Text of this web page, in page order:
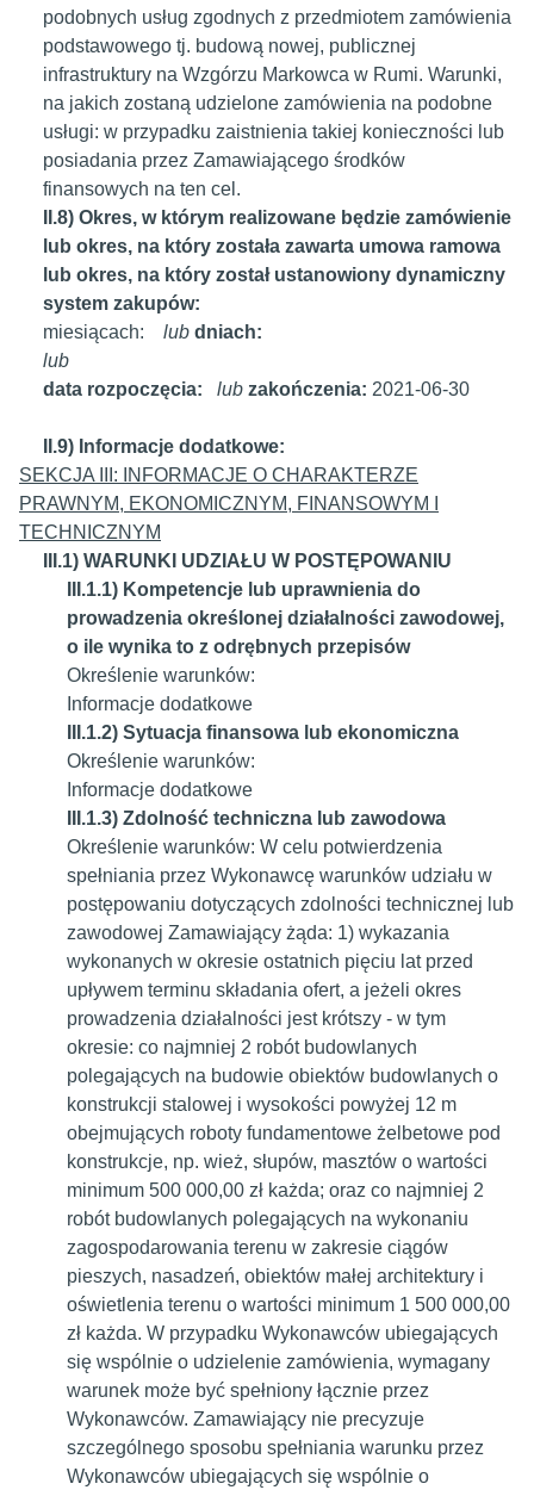
podobnych usług zgodnych z przedmiotem zamówienia
podstawowego tj. budową nowej, publicznej
infrastruktury na Wzgórzu Markowca w Rumi. Warunki,
na jakich zostaną udzielone zamówienia na podobne
usługi: w przypadku zaistnienia takiej konieczności lub
posiadania przez Zamawiającego środków
finansowych na ten cel.
II.8) Okres, w którym realizowane będzie zamówienie
lub okres, na który została zawarta umowa ramowa
lub okres, na który został ustanowiony dynamiczny
system zakupów:
miesiącach:
lub dniach:
lub
data rozpoczęcia:
lub zakończenia: 2021-06-30
II.9) Informacje dodatkowe:
SEKCJA III: INFORMACJE O CHARAKTERZE
PRAWNYM, EKONOMICZNYM, FINANSOWYM I
TECHNICZNYM
III.1) WARUNKI UDZIAŁU W POSTĘPOWANIU
III.1.1) Kompetencje lub uprawnienia do
prowadzenia określonej działalności zawodowej,
o ile wynika to z odrębnych przepisów
Określenie warunków:
Informacje dodatkowe
III.1.2) Sytuacja finansowa lub ekonomiczna
Określenie warunków:
Informacje dodatkowe
III.1.3) Zdolność techniczna lub zawodowa
Określenie warunków: W celu potwierdzenia
spełniania przez Wykonawcę warunków udziału w
postępowaniu dotyczących zdolności technicznej lub
zawodowej Zamawiający żąda: 1) wykazania
wykonanych w okresie ostatnich pięciu lat przed
upływem terminu składania ofert, a jeżeli okres
prowadzenia działalności jest krótszy - w tym
okresie: co najmniej 2 robót budowlanych
polegających na budowie obiektów budowlanych o
konstrukcji stalowej i wysokości powyżej 12 m
obejmujących roboty fundamentowe żelbetowe pod
konstrukcje, np. wież, słupów, masztów o wartości
minimum 500 000,00 zł każda; oraz co najmniej 2
robót budowlanych polegających na wykonaniu
zagospodarowania terenu w zakresie ciągów
pieszych, nasadzeń, obiektów małej architektury i
oświetlenia terenu o wartości minimum 1 500 000,00
zł każda. W przypadku Wykonawców ubiegających
się wspólnie o udzielenie zamówienia, wymagany
warunek może być spełniony łącznie przez
Wykonawców. Zamawiający nie precyzuje
szczególnego sposobu spełniania warunku przez
Wykonawców ubiegających się wspólnie o